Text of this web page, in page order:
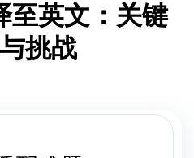
至英文：关键
挑战